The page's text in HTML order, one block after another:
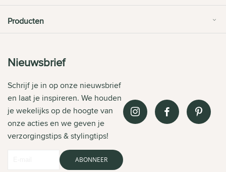
Producten
Nieuwsbrief
Schrijf je in op onze nieuwsbrief
en laat je inspireren. We houden
je wekelijks op de hoogte van
onze acties en we geven je
verzorgingstips & stylingtips!
ABONNEER